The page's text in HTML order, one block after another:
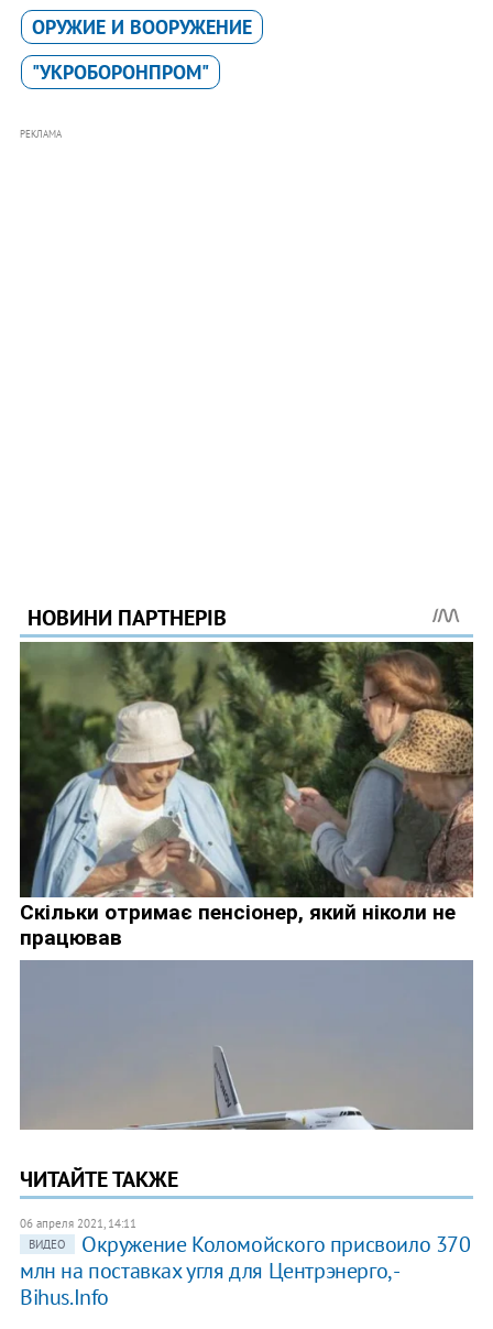
ОРУЖИЕ И ВООРУЖЕНИЕ
"УКРОБОРОНПРОМ"
РЕКЛАМА
ЧИТАЙТЕ ТАКЖЕ
06 апреля 2021, 14:11
ВИДЕО
Окружение Коломойского присвоило 370
млн на поставках угля для Центрэнерго, -
Bihus.Info